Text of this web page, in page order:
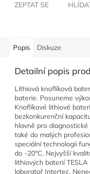
ZEPTAT SE
Popis Diskuze
Detailní popis
Lithiová knoflíková
baterie. Posuneme
Knoflíkové lithiové
bezkonkurenční
hlavně pro
také do malých
speciální technologii
do -20°C. Nejvyšší
lithiových baterií
laboratoř Intertec.